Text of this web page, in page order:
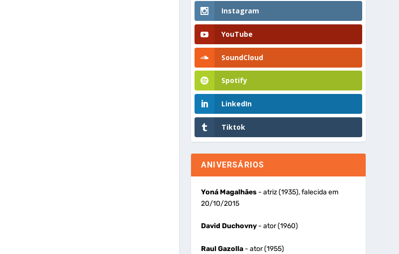
Instagram
YouTube
SoundCloud
Spotify
LinkedIn
Tiktok
ANIVERSÁRIOS
Yoná Magalhães- atriz (1935), falecida em
20/10/2015
David Duchovny- ator (1960)
Raul Gazolla- ator (1955)